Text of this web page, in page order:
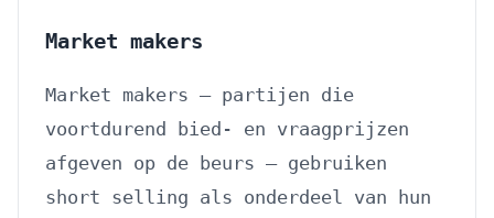
Market makers
Market makers — partijen die
voortdurend bied- en vraagprijzen
afgeven op de beurs — gebruiken
short selling als onderdeel van hun